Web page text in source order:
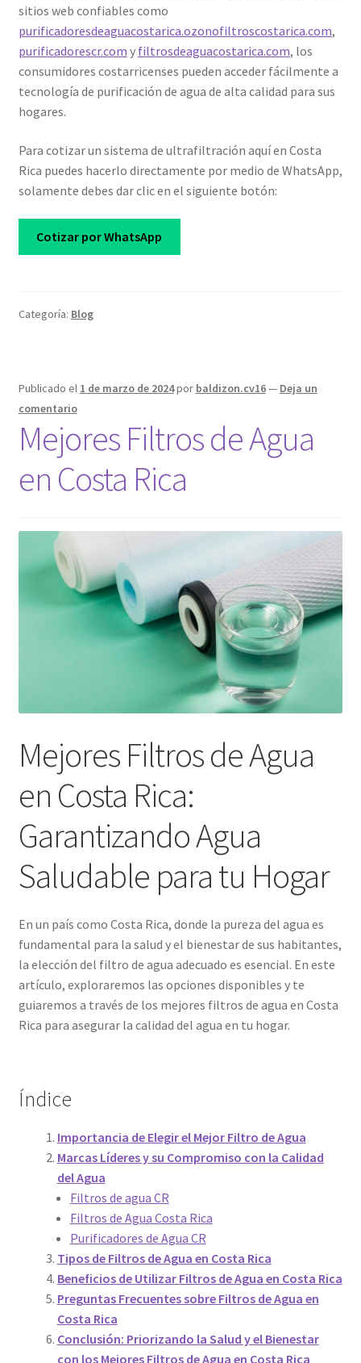
sitios web confiables como
purificadoresdeaguacostarica.ozonofiltroscostarica.com,
purificadorescr.com y filtrosdeaguacostarica.com, los
consumidores costarricenses pueden acceder fácilmente a
tecnología de purificación de agua de alta calidad para sus
hogares.
Para cotizar un sistema de ultrafiltración aquí en Costa
Rica puedes hacerlo directamente por medio de WhatsApp,
solamente debes dar clic en el siguiente botón:
Cotizar por WhatsApp
Categoría: Blog
Publicado el 1 de marzo de 2024por baldizon.cv16— Deja un
comentario
Mejores Filtros de Agua
en Costa Rica
Mejores Filtros de Agua
en Costa Rica:
Garantizando Agua
Saludable para tu Hogar
En un país como Costa Rica, donde la pureza del agua es
fundamental para la salud y el bienestar de sus habitantes,
la elección del filtro de agua adecuado es esencial. En este
artículo, exploraremos las opciones disponibles y te
guiaremos a través de los mejores filtros de agua en Costa
Rica para asegurar la calidad del agua en tu hogar.
Índice
Importancia de Elegir el Mejor Filtro de Agua
Marcas Líderes y su Compromiso con la Calidad
del Agua
Filtros de agua CR
Filtros de Agua Costa Rica
Purificadores de Agua CR
Tipos de Filtros de Agua en Costa Rica
Beneficios de Utilizar Filtros de Agua en Costa Rica
Preguntas Frecuentes sobre Filtros de Agua en
Costa Rica
Conclusión: Priorizando la Salud y el Bienestar
con los Mejores Filtros de Agua en Costa Rica